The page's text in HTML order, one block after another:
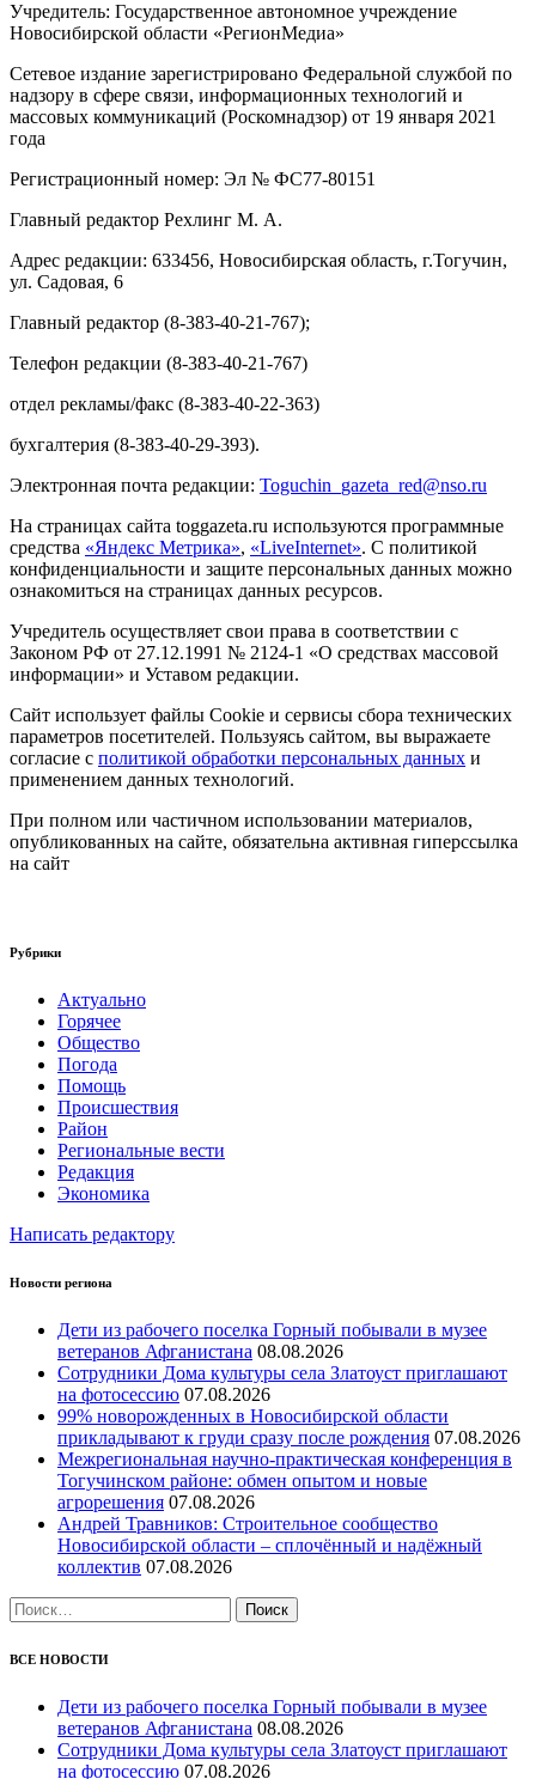
Учредитель: Государственное автономное учреждение
Новосибирской области «РегионМедиа»
Сетевое издание зарегистрировано Федеральной службой по
надзору в сфере связи, информационных технологий и
массовых коммуникаций (Роскомнадзор) от 19 января 2021
года
Регистрационный номер: Эл № ФС77-80151
Главный редактор Рехлинг М. А.
Адрес редакции: 633456, Новосибирская область, г.Тогучин,
ул. Садовая, 6
Главный редактор (8-383-40-21-767);
Телефон редакции (8-383-40-21-767)
отдел рекламы/факс (8-383-40-22-363)
бухгалтерия (8-383-40-29-393).
Электронная почта редакции: Toguchin gazeta red@nso.ru
На страницах сайта toggazeta.ru используются программные
средства «Яндекс Метрика», «LiveInternet». С политикой
конфиденциальности и защите персональных данных можно
ознакомиться на страницах данных ресурсов.
Учредитель осуществляет свои права в соответствии с
Законом РФ от 27.12.1991 № 2124-1 «О средствах массовой
информации» и Уставом редакции.
Сайт использует файлы Cookie и сервисы сбора технических
параметров посетителей. Пользуясь сайтом, вы выражаете
согласие с политикой обработки персональных данных и
применением данных технологий.
При полном или частичном использовании материалов,
опубликованных на сайте, обязательна активная гиперссылка
на сайт
Рубрики
Актуально
Горячее
Общество
Погода
Помощь
Происшествия
Район
Региональные вести
Редакция
Экономика
Написать редактору
Новости региона
Дети из рабочего поселка Горный побывали в музее
ветеранов Афганистана 08.08.2026
Сотрудники Дома культуры села Златоуст приглашают
на фотосессию 07.08.2026
99% новорожденных в Новосибирской области
прикладывают к груди сразу после рождения 07.08.2026
Межрегиональная научно‑практическая конференция в
Тогучинском районе: обмен опытом и новые
агрорешения 07.08.2026
Андрей Травников: Строительное сообщество
Новосибирской области – сплочённый и надёжный
коллектив 07.08.2026
Найти:
ВСЕ НОВОСТИ
Дети из рабочего поселка Горный побывали в музее
ветеранов Афганистана 08.08.2026
Сотрудники Дома культуры села Златоуст приглашают
на фотосессию 07.08.2026